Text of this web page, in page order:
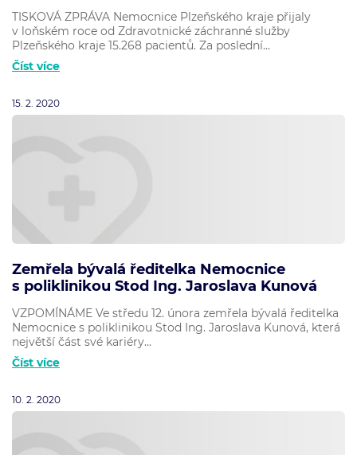
TISKOVÁ ZPRÁVA Nemocnice Plzeňského kraje přijaly
v loňském roce od Zdravotnické záchranné služby
Plzeňského kraje 15.268 pacientů. Za poslední...
Číst více
15. 2. 2020
Zemřela bývalá ředitelka Nemocnice
s poliklinikou Stod Ing. Jaroslava Kunová
VZPOMÍNÁME Ve středu 12. února zemřela bývalá ředitelka
Nemocnice s poliklinikou Stod Ing. Jaroslava Kunová, která
největší část své kariéry...
Číst více
10. 2. 2020